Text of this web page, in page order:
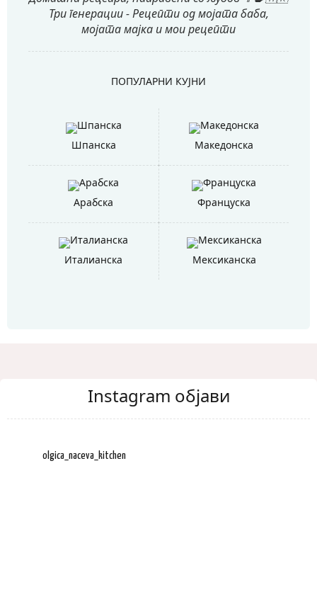
Три генерации - Рецепти од мојата баба,
мојата мајка и мои рецепти
ПОПУЛАРНИ КУЈНИ
Шпанска Македонска
Арабска Француска
Италианска Мексиканска
Instagram објави
olgica_naceva_kitchen